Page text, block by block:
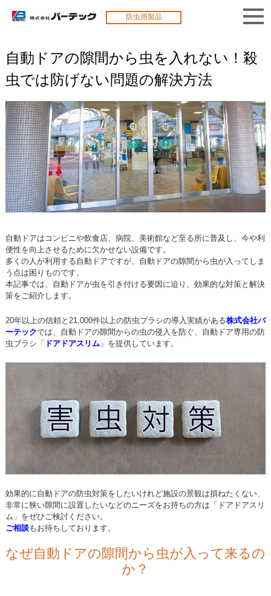
防虫用製品
自動ドアの隙間から虫を入れない！殺
虫では防げない問題の解決方法
自動ドアはコンビニや飲食店、病院、美術館など至る所に普及し、今や利
便性を向上させるために欠かせない設備です。
多くの人が利用する自動ドアですが、自動ドアの隙間から虫が入ってしま
う点は困りものです。
本記事では、自動ドアが虫を引き付ける要因に迫り、効果的な対策と解決
策をご紹介します。
20年以上の信頼と21,000件以上の防虫ブラシの導入実績がある株式会社バ
ーテックでは、自動ドアの隙間からの虫の侵入を防ぐ、自動ドア専用の防
虫ブラシ「 ドアドアスリム」を提供しています。
効果的に自動ドアの防虫対策をしたいけれど施設の景観は損ねたくない、
非常に狭い隙間に設置したいなどのニーズをお持ちの方は「ドアドアスリ
ム」をぜひご検討ください。
ご相談もお待ちしております。
なぜ自動ドアの隙間から虫が入って来るの
か？